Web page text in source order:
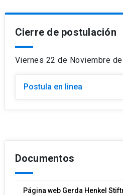
Cierre de postulación
Viernes 22 de Noviembre
Postula en linea
Documentos
Página web Gerda Henkel